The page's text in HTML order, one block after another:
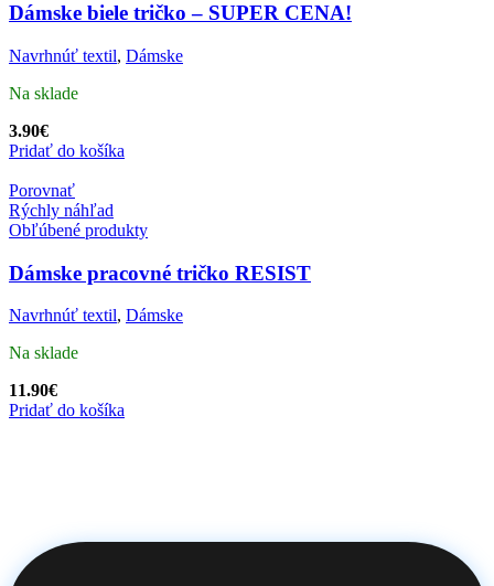
Dámske biele tričko – SUPER CENA!
Navrhnúť textil, Dámske
Na sklade
3.90€
Pridať do košíka
Porovnať
Rýchly náhľad
Obľúbené produkty
Dámske pracovné tričko RESIST
Navrhnúť textil, Dámske
Na sklade
11.90€
Pridať do košíka